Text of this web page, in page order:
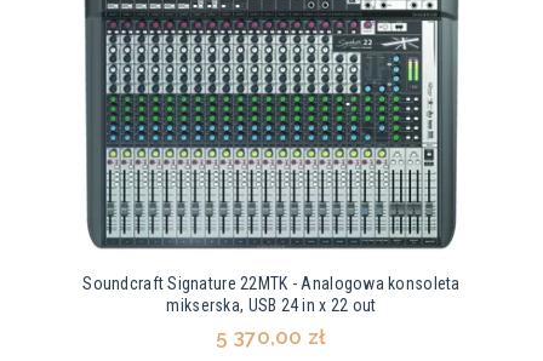
Soundcraft Signature 22MTK - Analogowa konsoleta
mikserska, USB 24 in x 22 out
5 370,00 zł